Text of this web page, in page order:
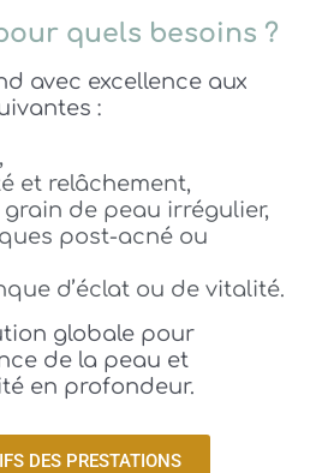
quels besoins ?
avec excellence aux
:
et relâchement,
grain de peau irrégulier,
post-acné ou
d’éclat ou de vitalité.
globale pour
de la peau et
en profondeur.
DES PRESTATIONS